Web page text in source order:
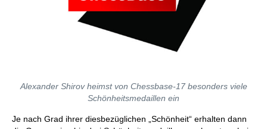
Alexander Shirov heimst von Chessbase-17 besonders viele
Schönheitsmedaillen ein
Je nach Grad ihrer diesbezüglichen „Schönheit“ erhalten dann